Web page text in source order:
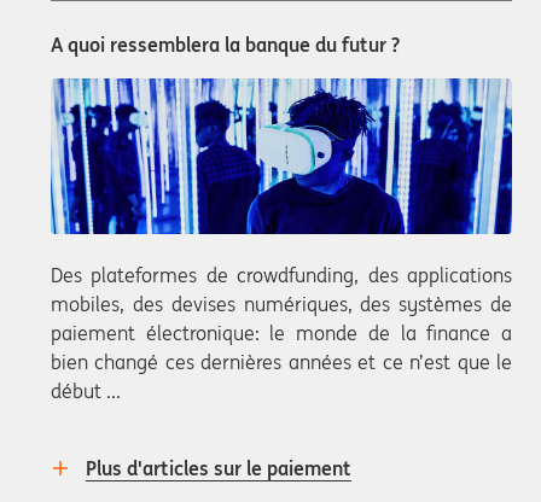
A quoi ressemblera la banque du futur ?
Des plateformes de crowdfunding, des applications
mobiles, des devises numériques, des systèmes de
paiement électronique: le monde de la finance a
bien changé ces dernières années et ce n’est que le
début ...
Plus d'articles sur le paiement